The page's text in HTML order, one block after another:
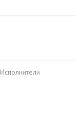
Исполнители